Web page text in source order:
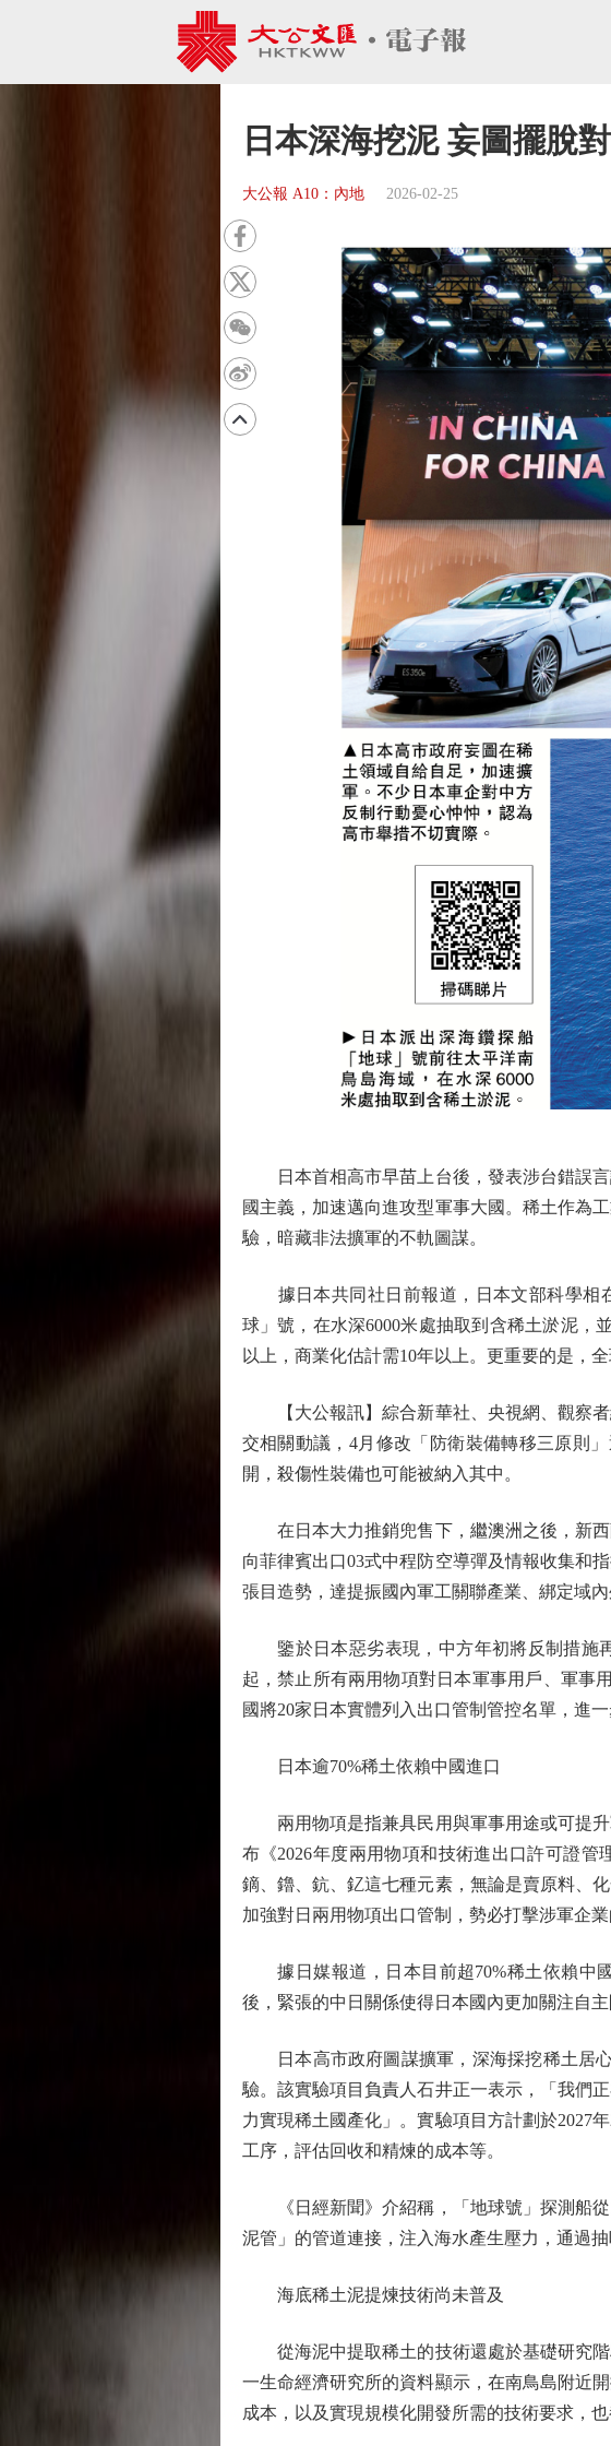
日本深海挖泥 妄圖擺脫
大公報 A10：內地 2026-02-25
日本首相高市早苗上台後，發表涉台錯誤言
國主義，加速邁向進攻型軍事大國。稀土作為
驗，暗藏非法擴軍的不軌圖謀。
據日本共同社日前報道，日本文部科學相
球」號，在水深6000米處抽取到含稀土淤泥，
以上，商業化估計需10年以上。更重要的是，
【大公報訊】綜合新華社、央視網、觀察者
交相關動議，4月修改「防衛裝備轉移三原則
開，殺傷性裝備也可能被納入其中。
在日本大力推銷兜售下，繼澳洲之後，新西
向菲律賓出口03式中程防空導彈及情報收集和
張目造勢，達提振國內軍工關聯產業、綁定域
鑒於日本惡劣表現，中方年初將反制措施再
起，禁止所有兩用物項對日本軍事用戶、軍事
國將20家日本實體列入出口管制管控名單，進
日本逾70%稀土依賴中國進口
兩用物項是指兼具民用與軍事用途或可提升
布《2026年度兩用物項和技術進出口許可證管
鏑、鑥、鈧、釔這七種元素，無論是賣原料、
加強對日兩用物項出口管制，勢必打擊涉軍企
據日媒報道，日本目前超70%稀土依賴中
後，緊張的中日關係使得日本國內更加關注自主
日本高市政府圖謀擴軍，深海採挖稀土居心
驗。該實驗項目負責人石井正一表示，「我們
力實現稀土國產化」。實驗項目方計劃於2027
工序，評估回收和精煉的成本等。
《日經新聞》介紹稱，「地球號」探測船從
泥管」的管道連接，注入海水產生壓力，通過抽
海底稀土泥提煉技術尚未普及
從海泥中提取稀土的技術還處於基礎研究階
一生命經濟研究所的資料顯示，在南鳥島附近
成本，以及實現規模化開發所需的技術要求，也